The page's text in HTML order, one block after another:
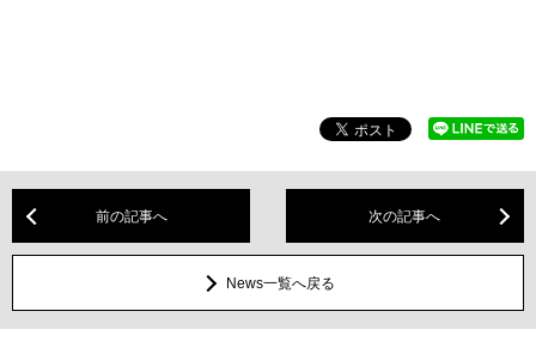
前の記事へ 次の記事へ
News一覧へ戻る